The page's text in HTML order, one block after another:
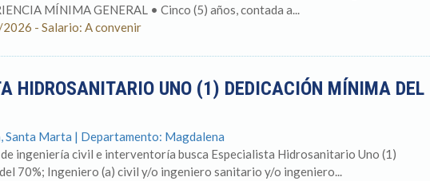
MÍNIMA GENERAL • Cinco (5) años, contada a...
- Salario: A convenir
HIDROSANITARIO UNO (1) DEDICACIÓN MÍNIMA DEL
Santa Marta | Departamento: Magdalena
ingeniería civil e interventoría busca Especialista Hidrosanitario Uno (1)
70%; Ingeniero (a) civil y/o ingeniero sanitario y/o ingeniero...